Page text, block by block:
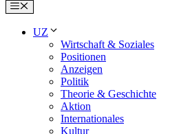
Menu
UZ
Wirtschaft & Soziales
Positionen
Anzeigen
Politik
Theorie & Geschichte
Aktion
Internationales
Kultur